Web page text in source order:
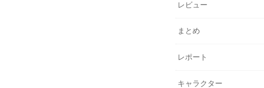
レビュー
まとめ
レポート
キャラクター